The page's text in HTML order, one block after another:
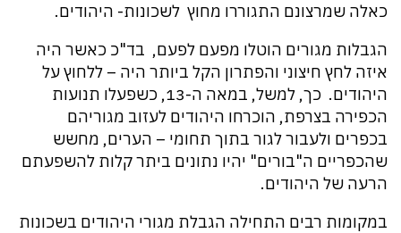
כאלה שמרצונם התגוררו מחוץ לשכונות- היהודים.
הגבלות מגורים הוטלו מפעם לפעם, בד"כ כאשר היה
איזה לחץ חיצוני והפתרון הקל ביותר היה – ללחוץ על
היהודים. כך, למשל, במאה ה-13, כשפעלו תנועות
הכפירה בצרפת, הוכרחו היהודים לעזוב מגוריהם
בכפרים ולעבור לגור בתוך תחומי – הערים, מחשש
שהכפריים ה"בורים" יהיו נתונים ביתר קלות להשפעתם
הרעה של היהודים.
במקומות רבים התחילה הגבלת מגורי היהודים בשכונות